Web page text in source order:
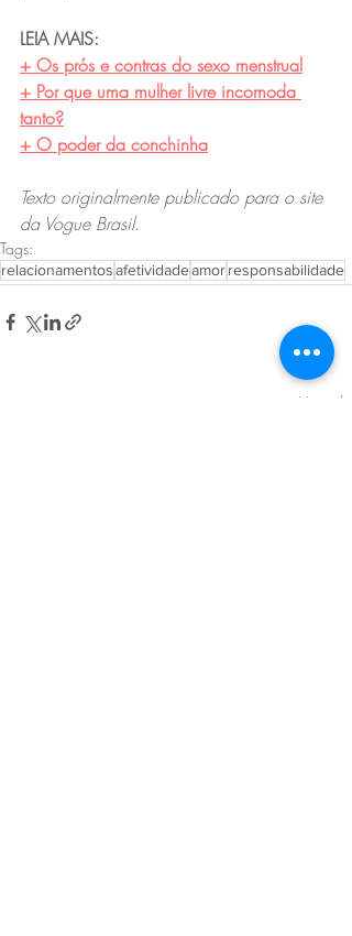
LEIA MAIS:
+ Os prós e contras do sexo menstrual
+ Por que uma mulher livre incomoda
tanto?
+ O poder da conchinha
Texto originalmente publicado para o site
da Vogue Brasil.
Tags:
relacionamentosafetividadeamorresponsabilidade
Ver tudo